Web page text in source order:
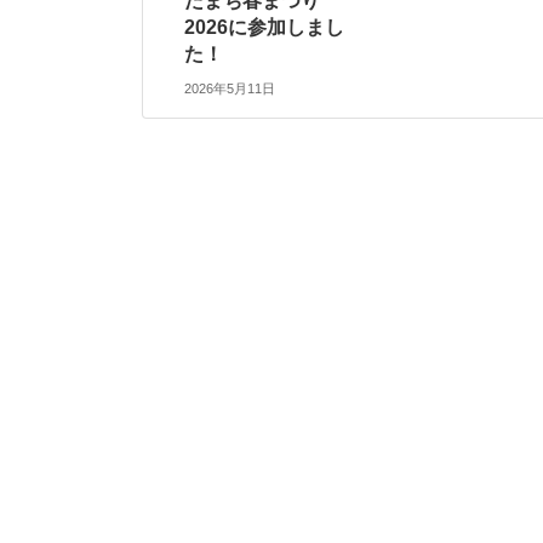
2026に参加しまし
た！
2026年5月11日